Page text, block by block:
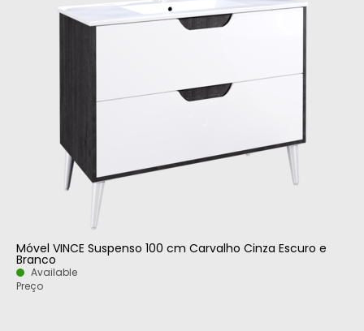
Móvel VINCE Suspenso 100 cm Carvalho Cinza Escuro e
Branco
Available
Preço